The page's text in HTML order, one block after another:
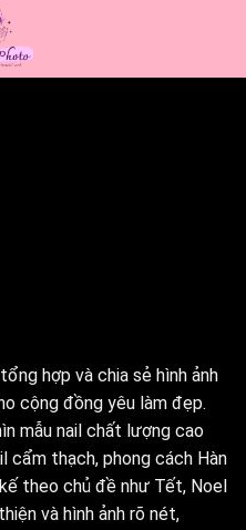
hợp và chia sẻ hình ảnh
cộng đồng yêu làm đẹp.
mẫu nail chất lượng cao
cẩm thạch, phong cách Hàn
theo chủ đề như Tết, Noel
và hình ảnh rõ nét,